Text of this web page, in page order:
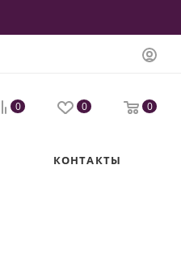
0 0 0
КОНТАКТЫ